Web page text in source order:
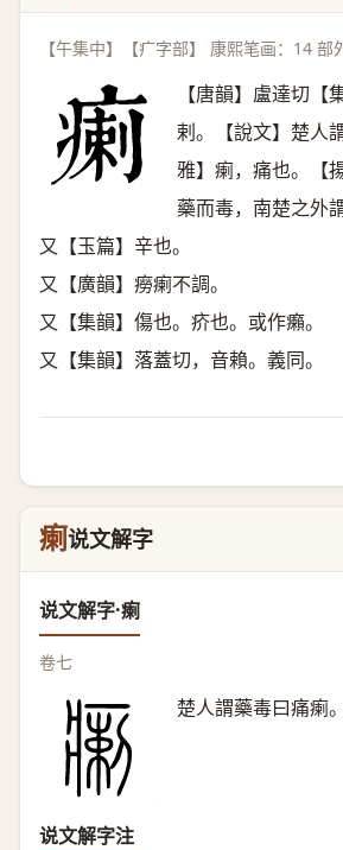
【午集中】【疒字部】 康熙笔画：14 部
【唐韻】盧達切【
剌。【說文】楚人
雅】瘌，痛也。【
藥而毒，南楚之外
又【玉篇】辛也。
又【廣韻】癆瘌不調。
又【集韻】傷也。疥也。或作癩。
又【集韻】落蓋切，音賴。義同。
瘌说文解字
说文解字·瘌
卷七
楚人謂藥毒曰痛瘌
说文解字注